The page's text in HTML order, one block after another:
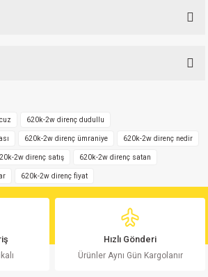
öneri formunu kullanarak tarafımıza
bilgiler bulunuyor.
bulunuyor.
daha pahalı.
alternatifler olmalı.
620k-2w direnç dudullu
620k-2w direnç ümraniye 620k-2w direnç nedir
2w direnç satış 620k-2w direnç satan
620k-2w direnç fiyat
Hızlı Gönderi
Ürünler Aynı Gün Kargolanır